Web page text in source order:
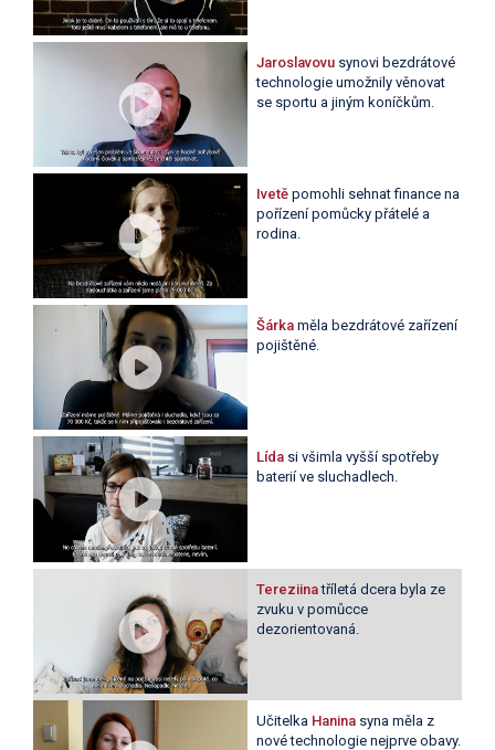
Jaroslavovusynovi bezdrátové
technologie umožnily věnovat
se sportu a jiným koníčkům.
Ivetě pomohli sehnat finance na
pořízení pomůcky přátelé a
rodina.
Šárka měla bezdrátové zařízení
pojištěné.
Lídasi všimla vyšší spotřeby
baterií ve sluchadlech.
Tereziinatříletá dcera byla ze
zvuku v pomůcce
dezorientovaná.
Učitelka Hanina syna měla z
nové technologie nejprve obavy.